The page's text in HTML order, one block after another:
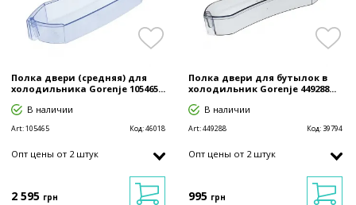
Полка двери (средняя) для
холодильника Gorenje 105465...
В наличии
Art:105465 Код:46018
Опт цены от 2 штук
2 595 грн
Полка двери для бутылок в
холодильник Gorenje 449288...
В наличии
Art:449288 Код: 39794
Опт цены от 2 штук
995 грн